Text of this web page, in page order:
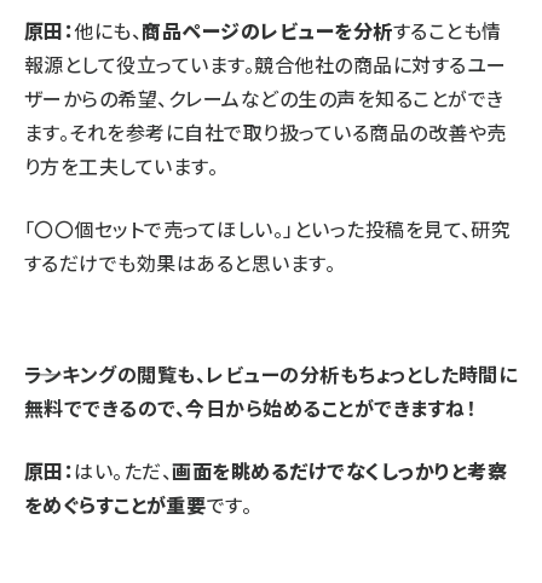
原田：他にも、商品ページのレビューを分析することも情
報源として役立っています。競合他社の商品に対するユー
ザーからの希望、クレームなどの生の声を知ることができ
ます。それを参考に自社で取り扱っている商品の改善や売
り方を工夫しています。
「〇〇個セットで売ってほしい。」といった投稿を見て、研究
するだけでも効果はあると思います。
⸺ランキングの閲覧も、レビューの分析もちょっとした時間に
無料でできるので、今日から始めることができますね！
原田：はい。ただ、画面を眺めるだけでなくしっかりと考察
をめぐらすことが重要です。